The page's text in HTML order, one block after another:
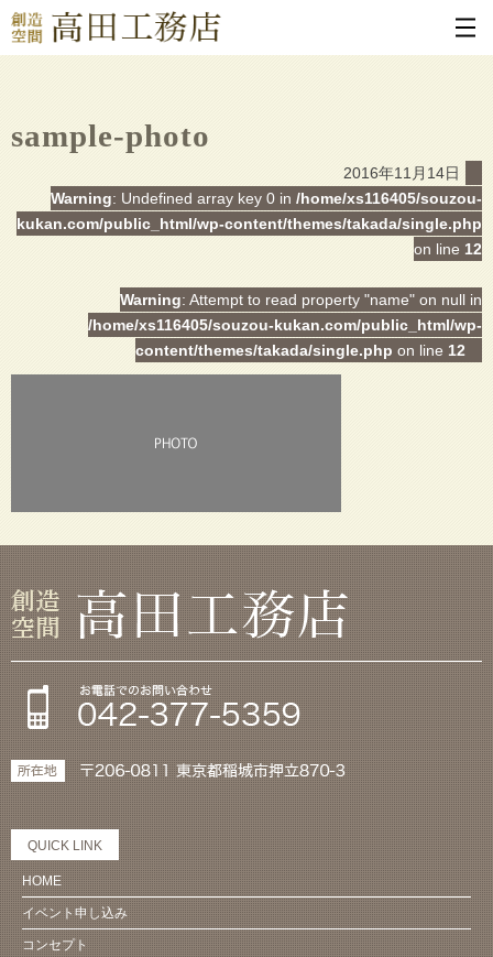
sample-photo
2016年11月14日
Warning: Undefined array key 0 in /home/xs116405/souzou-
kukan.com/public_html/wp-content/themes/takada/single.php
on line 12
Warning: Attempt to read property "name" on null in
/home/xs116405/souzou-kukan.com/public_html/wp-
content/themes/takada/single.php on line 12
QUICK LINK
HOME
イベント申し込み
コンセプト